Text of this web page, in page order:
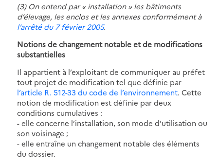
(3) On entend par « installation » les bâtiments
d’élevage, les enclos et les annexes conformément à
l’arrêté du 7 février 2005.
Notions de changement notable et de modifications
substantielles
Il appartient à l’exploitant de communiquer au préfet
tout projet de modification tel que définie par
l’article R. 512-33 du code de l’environnement. Cette
notion de modification est définie par deux
conditions cumulatives :
- elle concerne l’installation, son mode d’utilisation ou
son voisinage ;
- elle entraîne un changement notable des éléments
du dossier.